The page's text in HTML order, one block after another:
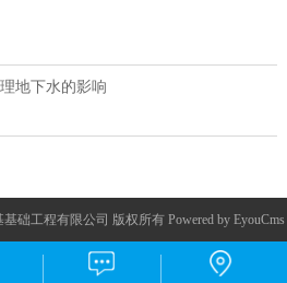
地下水的影响
基础工程有限公司 版权所有 Powered by EyouCms